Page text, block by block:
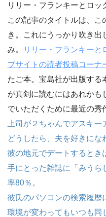
リリー・フランキーとロッ
この記事のタイトルは、
き。これにうっかり吹き出
み。
リリー・フランキーと
ブサイトの読者投稿コーナ
たご本。宝島社が出版する
が真剣に読むにはあれかも
でいただくために最近の秀
上司が２ちゃんでアスキー
どうしたら、夫を好きにな
彼の地元でデートするとき
手にとった雑誌に「みうら
率80％。
彼氏のパソコンの検索履
環境が変わってもいつも同